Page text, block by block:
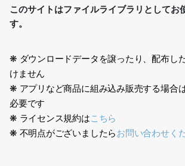
このサイトはファイルライブラリとしてお
す。
❋ ダウンロードデータを譲ったり、配布し
けません
❋ アプリなど商品に組み込み販売する場合
必要です
❋ ライセンス規約はこちら
❋ 不明点がございましたらお問い合わせく